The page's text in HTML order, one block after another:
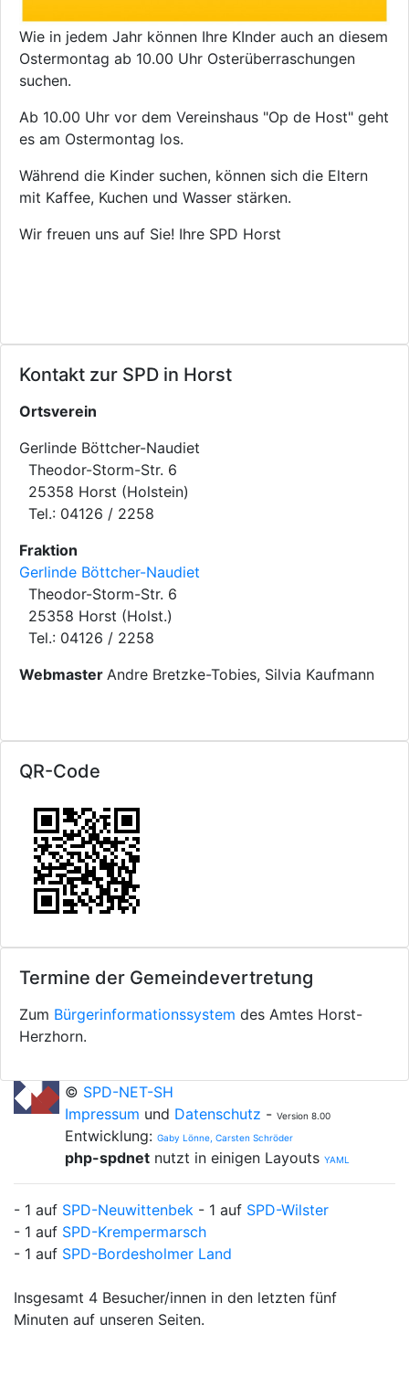
Kontakt zur SPD in Horst
Ortsverein
Gerlinde Böttcher-Naudiet
Theodor-Storm-Str. 6
25358 Horst (Holstein)
Tel.: 04126 / 2258
Fraktion
Gerlinde Böttcher-Naudiet
Theodor-Storm-Str. 6
25358 Horst (Holst.)
Tel.: 04126 / 2258
Webmaster Andre Bretzke-Tobies, Silvia Kaufmann
QR-Code
Wie in jedem Jahr können Ihre KInder auch an diesem
Ostermontag ab 10.00 Uhr Osterüberraschungen
suchen.
Ab 10.00 Uhr vor dem Vereinshaus "Op de Host" geht
es am Ostermontag los.
Während die Kinder suchen, können sich die Eltern
mit Kaffee, Kuchen und Wasser stärken.
Wir freuen uns auf Sie! Ihre SPD Horst
Termine der Gemeindevertretung
Zum Bürgerinformationssystem des Amtes Horst-
Herzhorn.
© SPD-NET-SH
Impressum und Datenschutz - Version 8.00
Entwicklung: Gaby Lönne, Carsten Schröder
php-spdnet nutzt in einigen Layouts YAML
- 1 auf SPD-Neuwittenbek - 1 auf SPD-Wilster
- 1 auf SPD-Krempermarsch
- 1 auf SPD-Bordesholmer Land
Insgesamt 4 Besucher/innen in den letzten fünf
Minuten auf unseren Seiten.